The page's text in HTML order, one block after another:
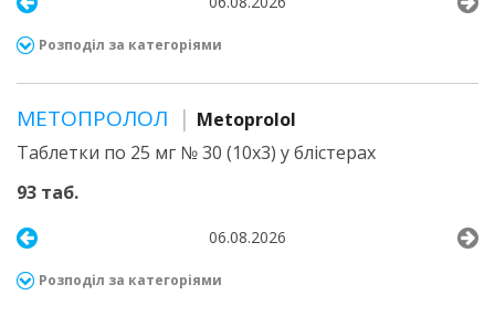
Розподіл за категоріями
МЕТОПРОЛОЛ
Metoprolol
Таблетки по 25 мг № 30 (10х3) у блістерах
93 таб.
06.08.2026
Розподіл за категоріями